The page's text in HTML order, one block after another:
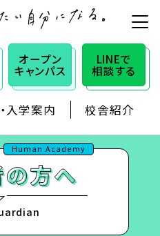
オープン
キャンパス
LINEで
相談する
入学案内 校舎紹介
Human Academy